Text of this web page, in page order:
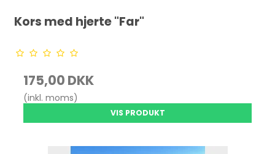
Kors med hjerte "Far"
175,00 DKK
(inkl. moms)
VIS PRODUKT